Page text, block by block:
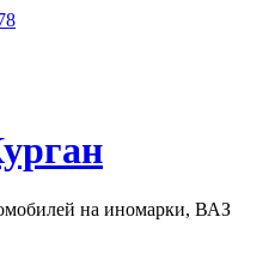
на иномарки, ВАЗ